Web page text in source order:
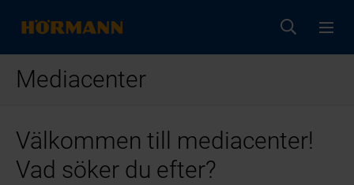
Mediacenter
Välkommen till mediacenter!
Vad söker du efter?